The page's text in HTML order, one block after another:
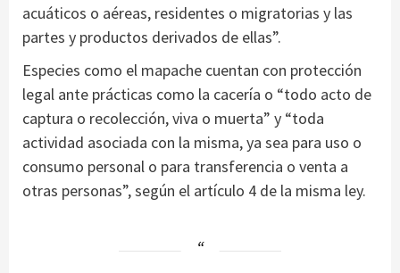
acuáticos o aéreas, residentes o migratorias y las
partes y productos derivados de ellas”.
Especies como el mapache cuentan con protección
legal ante prácticas como la cacería o “todo acto de
captura o recolección, viva o muerta” y “toda
actividad asociada con la misma, ya sea para uso o
consumo personal o para transferencia o venta a
otras personas”, según el artículo 4 de la misma ley.